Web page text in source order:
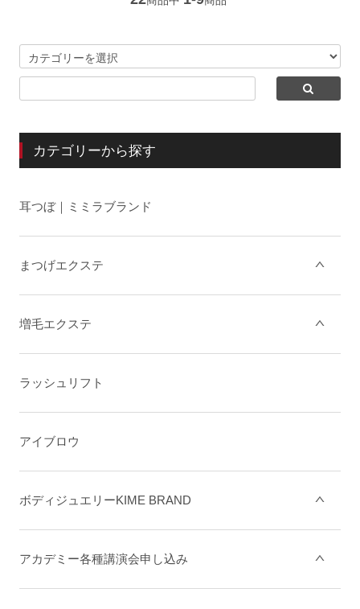
カテゴリーから探す
耳つぼ｜ミミラブランド
まつげエクステ
増毛エクステ
ラッシュリフト
アイブロウ
ボディジュエリーKIME BRAND
アカデミー各種講演会申し込み